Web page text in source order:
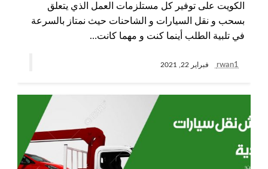
الكويت على توفير كل مستلزمات العمل الذي يتعلق
بسحب و نقل السيارات و الشاحنات حيث نمتاز بالسرعة
في تلبية الطلب أينما كنت و مهما كانت…
rwan1 فبراير 22, 2021